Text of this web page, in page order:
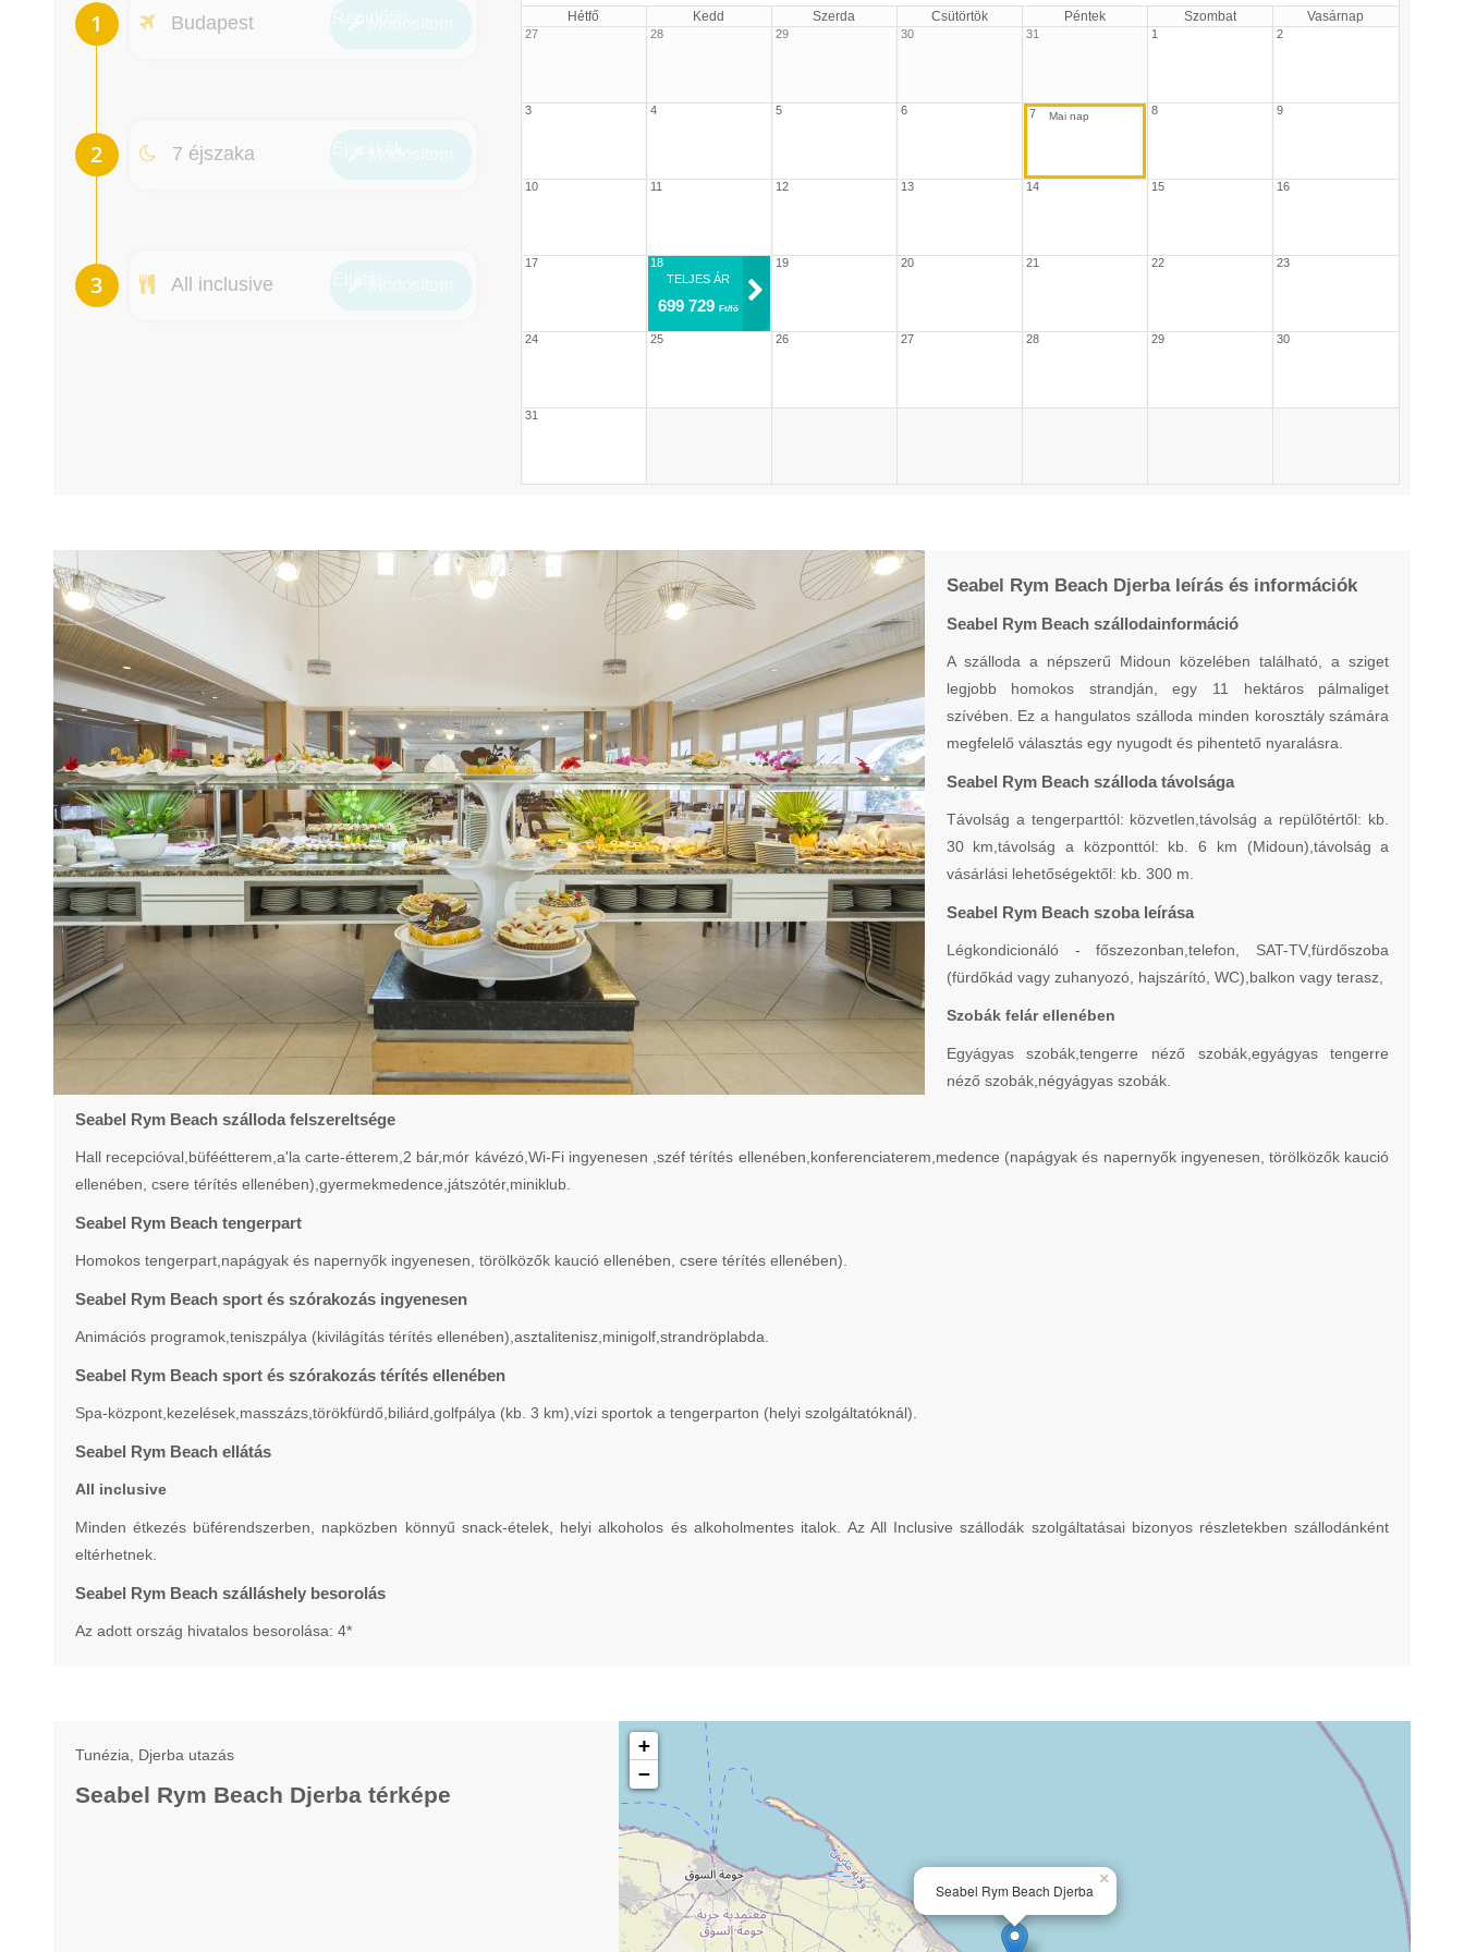
Budapest
7 éjszaka
All inclusive
Hétfő Kedd Szerda Csütörtök Péntek Szombat Vasárnap
27 28 29 30 31 1 2
3 4 5 6 7 8 9
10 11 12 13 14 15 16
17
18
TELJES ÁR
699 729Ft/fő
19 20 21 22 23
24 25 26 27 28 29 30
31
Seabel Rym Beach Djerba leírás és információk
Seabel Rym Beach szállodainformáció
A szálloda a népszerű Midoun közelében található, a sziget
legjobb homokos strandján, egy 11 hektáros pálmaliget
szívében. Ez a hangulatos szálloda minden korosztály számára
megfelelő választás egy nyugodt és pihentető nyaralásra.
Seabel Rym Beach szálloda távolsága
Távolság a tengerparttól: közvetlen,távolság a repülőtértől: kb.
30 km,távolság a központtól: kb. 6 km (Midoun),távolság a
vásárlási lehetőségektől: kb. 300 m.
Seabel Rym Beach szoba leírása
Légkondicionáló - főszezonban,telefon, SAT-TV,fürdőszoba
(fürdőkád vagy zuhanyozó, hajszárító, WC),balkon vagy terasz,
Szobák felár ellenében
Egyágyas szobák,tengerre néző szobák,egyágyas tengerre
néző szobák,négyágyas szobák.
Seabel Rym Beach szálloda felszereltsége
Hall recepcióval,büféétterem,a'la carte-étterem,2 bár,mór kávézó,Wi-Fi ingyenesen ,széf térítés ellenében,konferenciaterem,medence (napágyak és napernyők ingyenesen, törölközők kaució
ellenében, csere térítés ellenében),gyermekmedence,játszótér,miniklub.
Seabel Rym Beach tengerpart
Homokos tengerpart,napágyak és napernyők ingyenesen, törölközők kaució ellenében, csere térítés ellenében).
Seabel Rym Beach sport és szórakozás ingyenesen
Animációs programok,teniszpálya (kivilágítás térítés ellenében),asztalitenisz,minigolf,strandröplabda.
Seabel Rym Beach sport és szórakozás térítés ellenében
Spa-központ,kezelések,masszázs,törökfürdő,biliárd,golfpálya (kb. 3 km),vízi sportok a tengerparton (helyi szolgáltatóknál).
Seabel Rym Beach ellátás
All inclusive
Minden étkezés büférendszerben, napközben könnyű snack-ételek, helyi alkoholos és alkoholmentes italok. Az All Inclusive szállodák szolgáltatásai bizonyos részletekben szállodánként
eltérhetnek.
Seabel Rym Beach szálláshely besorolás
Az adott ország hivatalos besorolása: 4*
Tunézia, Djerba utazás
Seabel Rym Beach Djerba térképe
Seabel Rym Beach Djerba
×
+
−